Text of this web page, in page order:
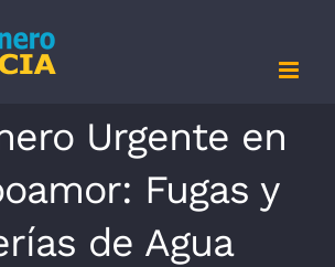
Urgente en
Fugas y
de Agua